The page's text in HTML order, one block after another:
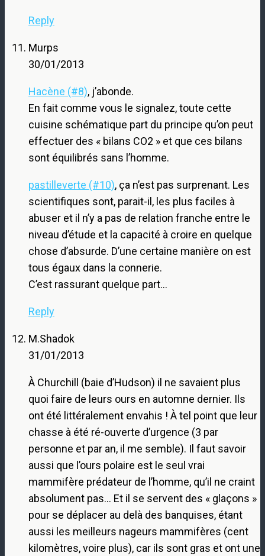
Reply
Murps
30/01/2013
Hacène (#8), j’abonde.
En fait comme vous le signalez, toute cette
cuisine schématique part du principe qu’on peut
effectuer des « bilans CO2 » et que ces bilans
sont équilibrés sans l’homme.
pastilleverte (#10), ça n’est pas surprenant. Les
scientifiques sont, parait-il, les plus faciles à
abuser et il n’y a pas de relation franche entre le
niveau d’étude et la capacité à croire en quelque
chose d’absurde. D’une certaine manière on est
tous égaux dans la connerie.
C’est rassurant quelque part…
Reply
M.Shadok
31/01/2013
À Churchill (baie d’Hudson) il ne savaient plus
quoi faire de leurs ours en automne dernier. Ils
ont été littéralement envahis ! À tel point que leur
chasse à été ré-ouverte d’urgence (3 par
personne et par an, il me semble). Il faut savoir
aussi que l’ours polaire est le seul vrai
mammifère prédateur de l’homme, qu’il ne craint
absolument pas… Et il se servent des « glaçons »
pour se déplacer au delà des banquises, étant
aussi les meilleurs nageurs mammifères (cent
kilomètres, voire plus), car ils sont gras et ont une